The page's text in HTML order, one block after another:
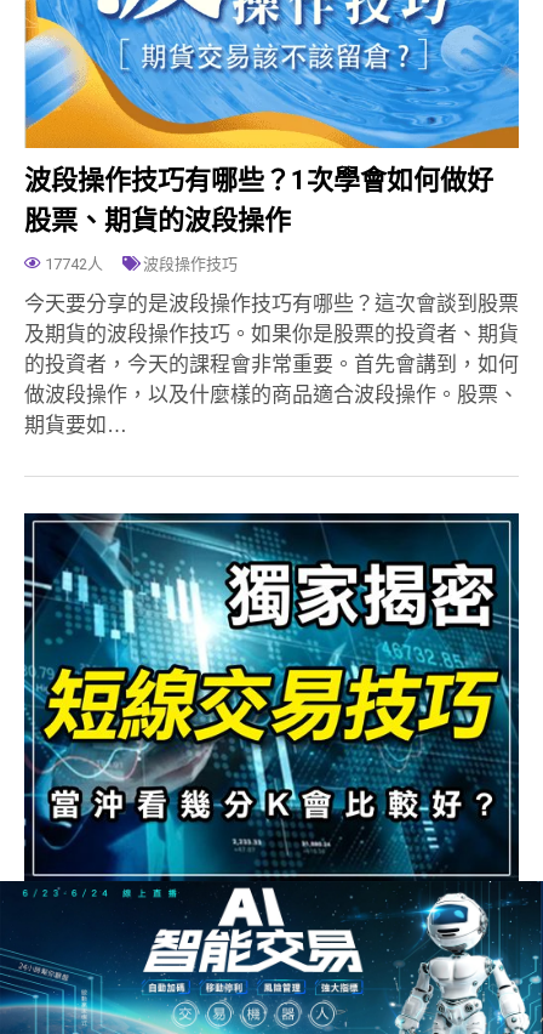
波段操作技巧有哪些？1次學會如何做好
股票、期貨的波段操作
17742人 波段操作技巧
今天要分享的是波段操作技巧有哪些？這次會談到股票
及期貨的波段操作技巧。如果你是股票的投資者、期貨
的投資者，今天的課程會非常重要。首先會講到，如何
做波段操作，以及什麼樣的商品適合波段操作。股票、
期貨要如…
短線交易技巧大揭密：當沖族必學5個看
盤重點！
1357人 短線交易技巧